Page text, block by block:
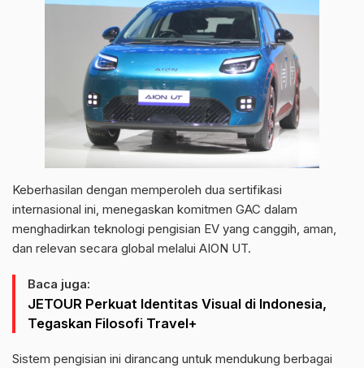
Keberhasilan dengan memperoleh dua sertifikasi
internasional ini, menegaskan komitmen GAC dalam
menghadirkan teknologi pengisian EV yang canggih, aman,
dan relevan secara global melalui AION UT.
Baca juga:
JETOUR Perkuat Identitas Visual di Indonesia,
Tegaskan Filosofi Travel+
Sistem pengisian ini dirancang untuk mendukung berbagai